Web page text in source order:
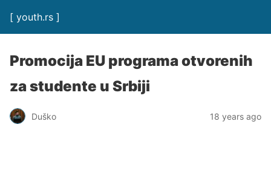
[ youth.rs ]
Promocija EU programa otvorenih
za studente u Srbiji
Duško 18 years ago